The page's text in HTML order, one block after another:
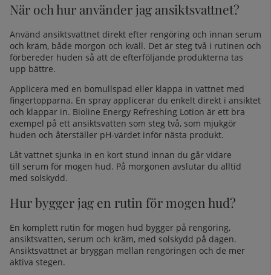
När och hur använder jag ansiktsvattnet?
Använd ansiktsvattnet direkt efter rengöring och innan serum
och kräm, både morgon och kväll. Det är steg två i rutinen och
förbereder huden så att de efterföljande produkterna tas
upp bättre.
Applicera med en bomullspad eller klappa in vattnet med
fingertopparna. En spray applicerar du enkelt direkt i ansiktet
och klappar in. Bioline Energy Refreshing Lotion är ett bra
exempel på ett ansiktsvatten som steg två, som mjukgör
huden och återställer pH-värdet inför nästa produkt.
Låt vattnet sjunka in en kort stund innan du går vidare
till serum för mogen hud. På morgonen avslutar du alltid
med solskydd.
Hur bygger jag en rutin för mogen hud?
En komplett rutin för mogen hud bygger på rengöring,
ansiktsvatten, serum och kräm, med solskydd på dagen.
Ansiktsvattnet är bryggan mellan rengöringen och de mer
aktiva stegen.